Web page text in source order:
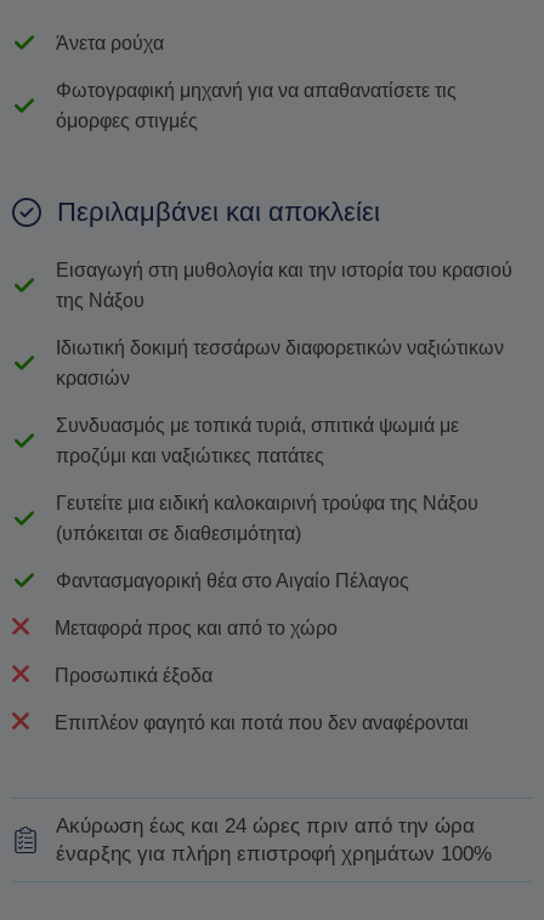
Άνετα ρούχα
Φωτογραφική μηχανή για να απαθανατίσετε τις
όμορφες στιγμές
Περιλαμβάνει και αποκλείει
Εισαγωγή στη μυθολογία και την ιστορία του κρασιού
της Νάξου
Ιδιωτική δοκιμή τεσσάρων διαφορετικών ναξιώτικων
κρασιών
Συνδυασμός με τοπικά τυριά, σπιτικά ψωμιά με
προζύμι και ναξιώτικες πατάτες
Γευτείτε μια ειδική καλοκαιρινή τρούφα της Νάξου
(υπόκειται σε διαθεσιμότητα)
Φαντασμαγορική θέα στο Αιγαίο Πέλαγος
Μεταφορά προς και από το χώρο
Προσωπικά έξοδα
Επιπλέον φαγητό και ποτά που δεν αναφέρονται
Ακύρωση έως και 24 ώρες πριν από την ώρα
έναρξης για πλήρη επιστροφή χρημάτων 100%